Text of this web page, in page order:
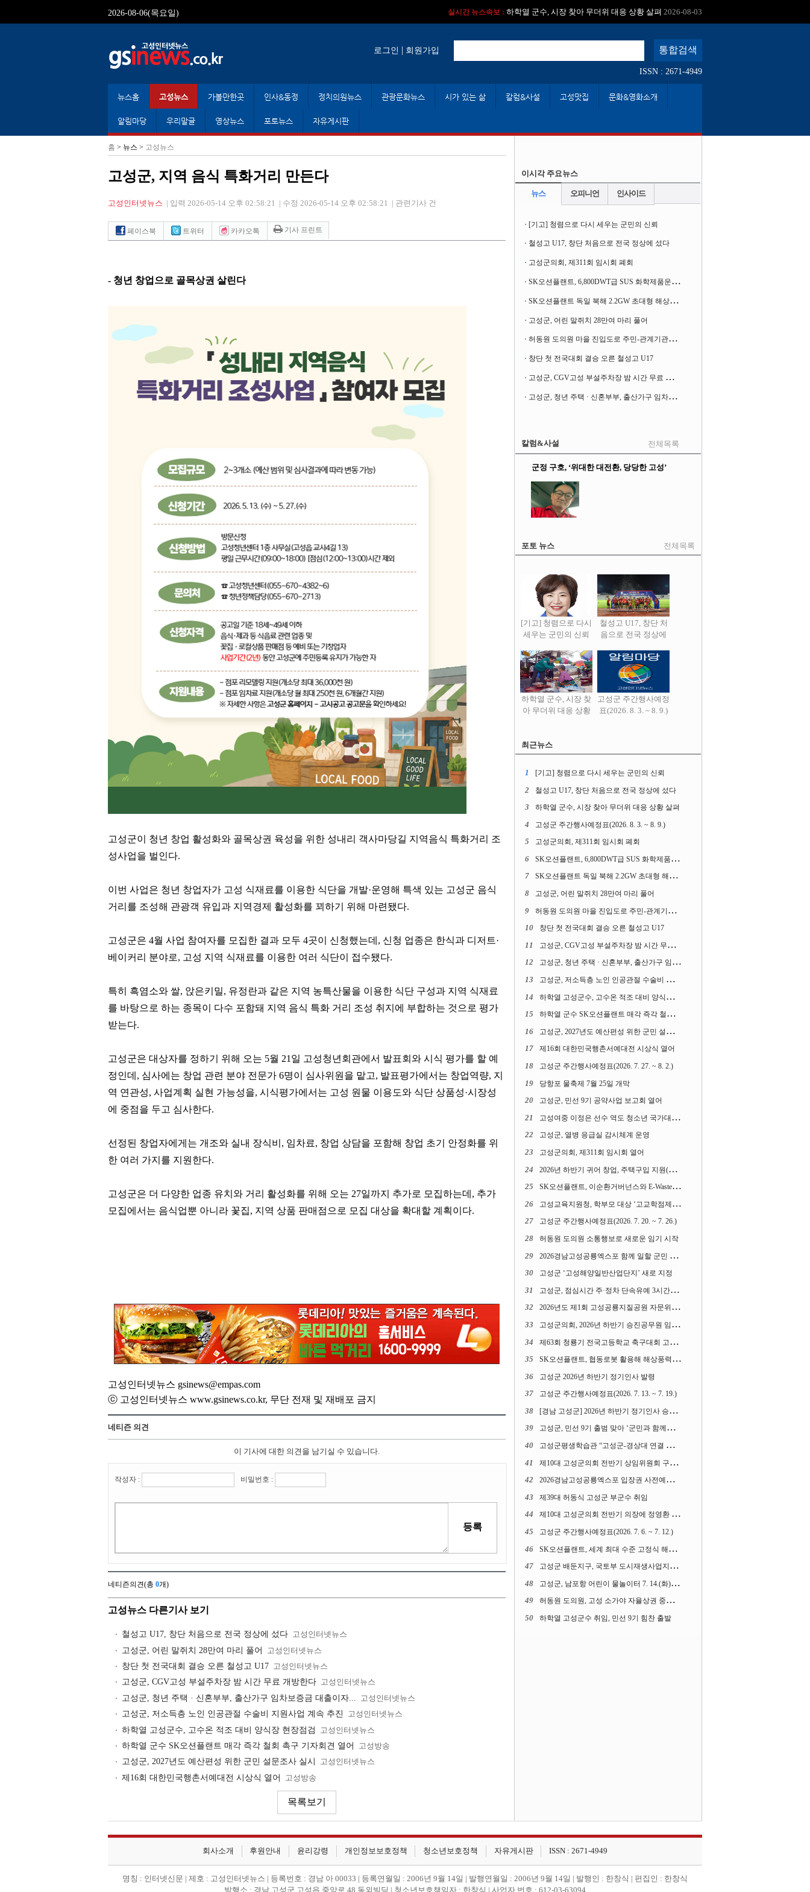
2026-08-06(목요일) 실시간 뉴스속보 : 하학열 군수, 시장 찾아 무더위 대응 상황 살펴 2026-08-03
로그인 | 회원가입
ISSN : 2671-4949
뉴스홈 고성뉴스 가볼만한곳 인사&동정 정치의원뉴스 관광문화뉴스 시가 있는 삶 칼럼&사설 고성맛집 문화&영화소개
알림마당 우리말글 영상뉴스 포토뉴스 자유게시판
홈 > 뉴스 > 고성뉴스
고성군, 지역 음식 특화거리 만든다
고성인터넷뉴스 입력 2026-05-14 오후 02:58:21 수정 2026-05-14 오후 02:58:21 관련기사 건
페이스북 트위터 카카오톡 기사 프린트
- 청년 창업으로 골목상권 살린다
고성군이 청년 창업 활성화와 골목상권 육성을 위한 성내리 객사마당길 지역음식 특화거리 조
성사업을 벌인다.
이번 사업은 청년 창업자가 고성 식재료를 이용한 식단을 개발·운영해 특색 있는 고성군 음식
거리를 조성해 관광객 유입과 지역경제 활성화를 꾀하기 위해 마련됐다.
고성군은 4월 사업 참여자를 모집한 결과 모두 4곳이 신청했는데 , 신청 업종은 한식과 디저트·
베이커리 분야로, 고성 지역 식재료를 이용한 여러 식단이 접수됐다.
특히 흑염소와 쌀, 앉은키밀, 유정란과 같은 지역 농특산물을 이용한 식단 구성과 지역 식재료
를 바탕으로 하는 종목이 다수 포함돼 지역 음식 특화 거리 조성 취지에 부합하는 것으로 평가
받는다.
고성군은 대상자를 정하기 위해 오는 5월 21 일 고성청년회관에서 발표회와 시식 평가를 할 예
정인데 , 심사에는 창업 관련 분야 전문가 6명이 심사위원을 맡고, 발표평가에서는 창업역량, 지
역 연관성, 사업계획 실현 가능성을, 시식평가에서는 고성 원물 이용도와 식단 상품성·시장성
에 중점을 두고 심사한다.
선정된 창업자에게는 개조와 실내 장식비 , 임차료, 창업 상담을 포함해 창업 초기 안정화를 위
한 여러 가지를 지원한다.
고성군은 더 다양한 업종 유치와 거리 활성화를 위해 오는 27일까지 추가로 모집하는데 , 추가
모집에서는 음식업뿐 아니라 꽃집, 지역 상품 판매점으로 모집 대상을 확대할 계획이다.
고성인터넷뉴스 gsinews@empas.com
ⓒ 고성인터넷뉴스 www.gsinews.co.kr, 무단 전재 및 재배포 금지
네티즌 의견
이 기사에 대한 의견을 남기실 수 있습니다.
작성자 : 비밀번호 :
네티즌의견(총 0개)
고성뉴스 다른기사 보기
철성고 U17, 창단 처음으로 전국 정상에 섰다 고성인터넷뉴스
고성군, 어린 말쥐치 28만여 마리 풀어
고성인터넷뉴스
창단 첫 전국대회 결승 오른 철성고 U17 고성인터넷뉴스
고성군, CGV고성 부설주차장 밤 시간 무료 개방한다 고성인터넷뉴스
고성군, 청년 주택 · 신혼부부, 출산가구 임차보증금 대출이자...
고성인터넷뉴스
고성군, 저소득층 노인 인공관절 수술비 지원사업 계속 추진
고성인터넷뉴스
하학열 고성군수, 고수온 적조 대비 양식장 현장점검
고성인터넷뉴스
하학열 군수 SK오션플랜트 매각 즉각 철회 촉구 기자회견 열어
고성방송
고성군, 2027년도 예산편성 위한 군민 설문조사 실시
고성인터넷뉴스
제16회 대한민국행촌서예대전 시상식 열어
고성방송
이시각 주요뉴스
뉴스 오피니언 인사이드
[기고] 청렴으로 다시 세우는 군민의 신뢰
철성고 U17, 창단 처음으로 전국 정상에 섰다
고성군의회, 제311회 임시회 폐회
S
K오션플랜트, 6,800DWT급 SUS 화학제품운반선 2척 수주
S
K오션플랜트 독일 북해 2.2GW 초대형 해상변전소 하부구조물 수주
고성군, 어린 말쥐치 28만여 마리 풀어
허
동원 도의원 마을 진입도로 주민-관계기관과 함께 간담회 열어
창단 첫 전국대회 결승 오른 철성고 U17
고
성군, CGV고성 부설주차장 밤 시간 무료 개방한다
고
성군, 청년 주택 · 신혼부부, 출산가구 임차보증금 대출이자 지원사업 시행
칼럼&사설 전체목록
군정 구호, ‘위대한 대전환, 당당한 고성’
포토 뉴스 전체목록
[기고] 청렴으로 다시
세우는 군민의 신뢰
철성고 U17, 창단 처
음으로 전국 정상에
하학열 군수, 시장 찾
아 무더위 대응 상황
고성군 주간행사예정
표(2026. 8. 3. ~ 8. 9.)
최근뉴스
1 [기고] 청렴으로 다시 세우는 군민의 신뢰
2 철성고 U17, 창단 처음으로 전국 정상에 섰다
3 하학열 군수, 시장 찾아 무더위 대응 상황 살펴
4 고성군 주간행사예정표(2026. 8. 3. ~ 8. 9.)
5 고성군의회, 제311회 임시회 폐회
6 SK오션플랜트, 6,800DWT급 SUS 화학제품운반선 2척 수주
7 SK오션플랜트 독일 북해 2.2GW 초대형 해상변전소 하부구조물 수주
8 고성군, 어린 말쥐치 28만여 마리 풀어
9 허동원 도의원 마을 진입도로 주민-관계기관과 함께 간담회 열어
10 창단 첫 전국대회 결승 오른 철성고 U17
11 고성군, CGV고성 부설주차장 밤 시간 무료 개방한다
12 고성군, 청년 주택 · 신혼부부, 출산가구 임차보증금 대출이자 지원사업 시행
13 고성군, 저소득층 노인 인공관절 수술비 지원사업 계속 추진
14 하학열 고성군수, 고수온 적조 대비 양식장 현장점검
15 하학열 군수 SK오션플랜트 매각 즉각 철회 촉구 기자회견 열어
16 고성군, 2027년도 예산편성 위한 군민 설문조사 실시
17 제16회 대한민국행촌서예대전 시상식 열어
18 고성군 주간행사예정표(2026. 7. 27. ~ 8. 2.)
19 당항포 물축제 7월 25일 개막
20 고성군, 민선 9기 공약사업 보고회 열어
21 고성여중 이정은 선수 역도 청소년 국가대표에 뽑혀
22 고성군, 열병 응급실 감시체계 운영
23 고성군의회, 제311회 임시회 열어
24 2026년 하반기 귀어 창업, 주택구입 지원(융자) 사업대상자 모집
25 SK오션플랜트, 이순환거버넌스와 E-Waste Zero 업무협약
26 고성교육지원청, 학부모 대상 ‘고교학점제와 대입제도 설명회’ 열어
27 고성군 주간행사예정표(2026. 7. 20. ~ 7. 26.)
28 허동원 도의원 소통행보로 새로운 임기 시작
29 2026경남고성공룡엑스포 함께 일할 군민 모집
30 고성군 ‘고성해양일반산업단지’ 새로 지정
31 고성군, 점심시간 주·정차 단속유예 3시간으로 확대
32 2026년도 제1회 고성공룡지질공원 자문위원회 열어
33 고성군의회, 2026년 하반기 승진공무원 임용장 수여
34 제63회 청룡기 전국고등학교 축구대회 고성서 열린다
35 SK오션플랜트, 협동로봇 활용해 해상풍력 생산 혁신 속도 낸다
36 고성군 2026년 하반기 정기인사 발령
37 고성군 주간행사예정표(2026. 7. 13. ~ 7. 19.)
38 [경남 고성군] 2026년 하반기 정기인사 승진심사 결과
39 고성군, 민선 9기 출범 맞아 ‘군민과 함께하는 대전환 소통간담회’ 열어
40 고성군평생학습관 “고성군-경상대 연결 평생교육” 운영
41 제10대 고성군의회 전반기 상임위원회 구성 완료
42 2026경남고성공룡엑스포 입장권 사전예매 시작
43 제39대 허동식 고성군 부군수 취임
44 제10대 고성군의회 전반기 의장에 정영환 의원
45 고성군 주간행사예정표(2026. 7. 6. ~ 7. 12.)
46 SK오션플랜트, 세계 최대 수준 고정식 해상풍력 하부구조물 수출
47 고성군 배둔지구, 국토부 도시재생사업지로 뽑혀
48 고성군, 남포항 어린이 물놀이터 7. 14.(화) 개장
49 허동원 도의원, 고성 소가야 자율상권 중기부 상권활성화사업 선정 견인
50 하학열 고성군수 취임, 민선 9기 힘찬 출발
회사소개 후원안내 윤리강령 개인정보보호정책 청소년보호정책 자유게시판 ISSN : 2671-4949
명칭 : 인터넷신문 | 제호 : 고성인터넷뉴스 | 등록번호 : 경남 아 00033 | 등록연월일 : 2006년 9월 14일 | 발행연월일 : 2006년 9월 14일 | 발행인 : 한창식 | 편집인 : 한창식
발행소 : 경남 고성군 고성읍 중앙로 48 동외빌딩 | 청소년보호책임자 : 한창식 | 사업자 번호 : 612-03-63094